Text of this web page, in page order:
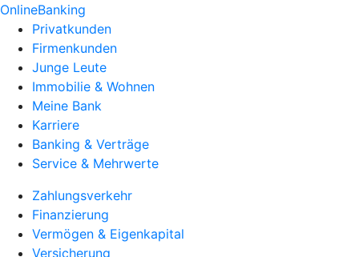
OnlineBanking
Privatkunden
Firmenkunden
Junge Leute
Immobilie & Wohnen
Meine Bank
Karriere
Banking & Verträge
Service & Mehrwerte
Zahlungsverkehr
Finanzierung
Vermögen & Eigenkapital
Versicherung